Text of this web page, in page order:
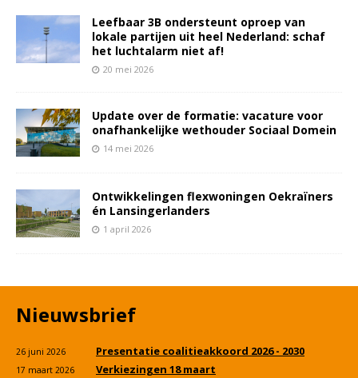
Leefbaar 3B ondersteunt oproep van
lokale partijen uit heel Nederland: schaf
het luchtalarm niet af!
20 mei 2026
Update over de formatie: vacature voor
onafhankelijke wethouder Sociaal Domein
14 mei 2026
Ontwikkelingen flexwoningen Oekraïners
én Lansingerlanders
1 april 2026
Nieuwsbrief
26 juni 2026 Presentatie coalitieakkoord 2026 - 2030
17 maart 2026 Verkiezingen 18 maart